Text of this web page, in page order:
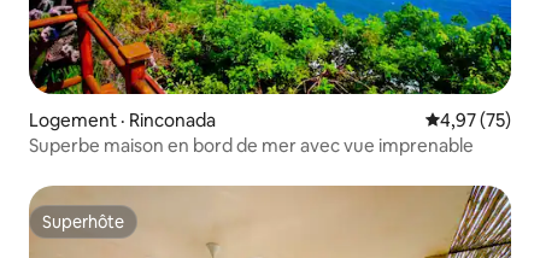
Logement · Rinconada Note
4,97 (75)
Superbe maison en bord de mer avec vue imprenable
Superhôte
Superhôte